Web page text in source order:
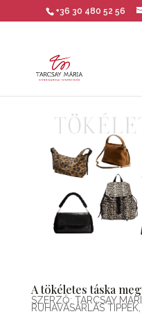
+36 30 480 52 56
A tökéletes táska
SZERZŐ: TARCSAY
RUHAVÁSÁRLÁS TIPPEK,